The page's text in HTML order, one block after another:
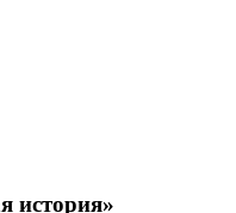
история»